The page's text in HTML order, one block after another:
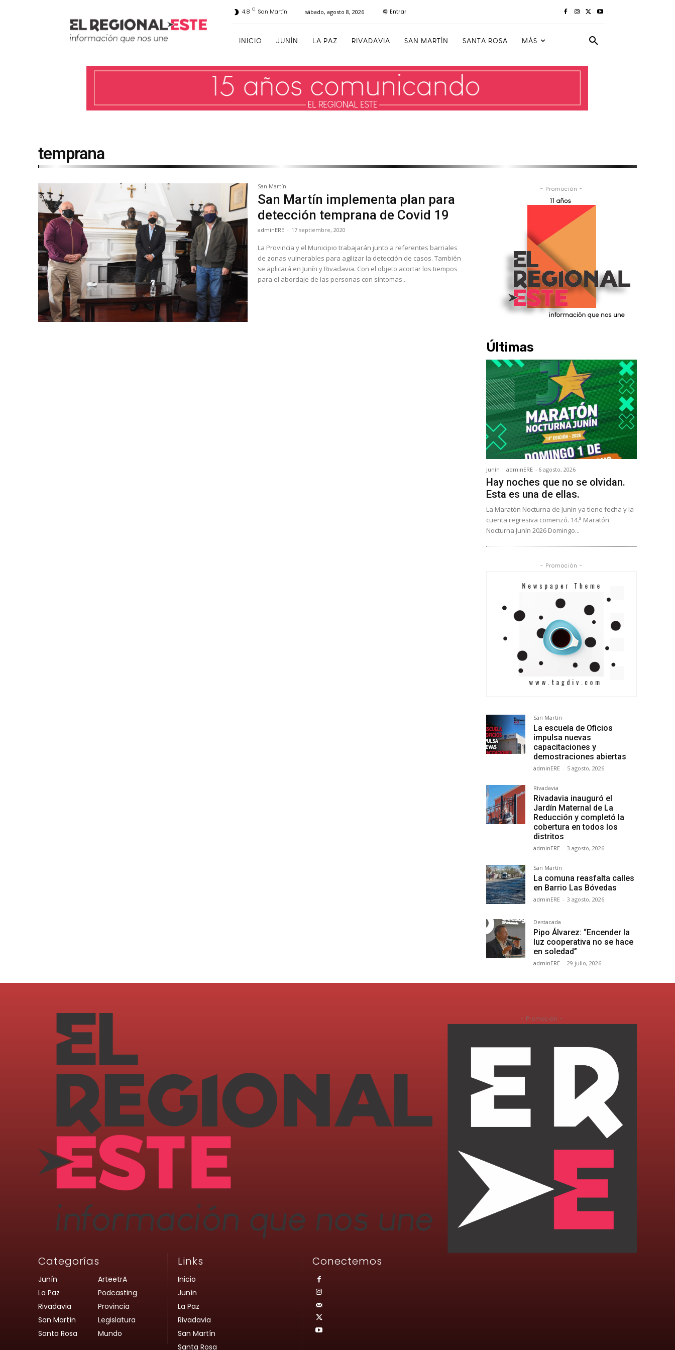
4.8 C San Martín sábado, agosto 8, 2026 Entrar
INICIO JUNÍN LA PAZ RIVADAVIA SAN MARTÍN SANTA ROSA MÁS
temprana
San Martín
San Martín implementa plan para
detección temprana de Covid 19
adminERE - 17 septiembre, 2020
La Provincia y el Municipio trabajarán junto a referentes barriales
de zonas vulnerables para agilizar la detección de casos. También
se aplicará en Junín y Rivadavia. Con el objeto acortar los tiempos
para el abordaje de las personas con síntomas...
- Promoción -
Últimas
Junín adminERE - 6 agosto, 2026
Hay noches que no se olvidan.
Esta es una de ellas.
La Maratón Nocturna de Junín ya tiene fecha y la
cuenta regresiva comenzó. 14.ª Maratón
Nocturna Junín 2026 Domingo...
- Promoción -
San Martín
La escuela de Oficios
impulsa nuevas
capacitaciones y
demostraciones abiertas
adminERE - 5 agosto, 2026
Rivadavia
Rivadavia inauguró el
Jardín Maternal de La
Reducción y completó la
cobertura en todos los
distritos
adminERE - 3 agosto, 2026
San Martín
La comuna reasfalta calles
en Barrio Las Bóvedas
adminERE - 3 agosto, 2026
Destacada
Pipo Álvarez: “Encender la
luz cooperativa no se hace
en soledad”
adminERE - 29 julio, 2026
Categorías
Junín
La Paz
Rivadavia
San Martín
Santa Rosa
ArteetrA
Podcasting
Provincia
Legislatura
Mundo
Links
Inicio
Junín
La Paz
Rivadavia
San Martín
Santa Rosa
Conectemos
- Promoción -